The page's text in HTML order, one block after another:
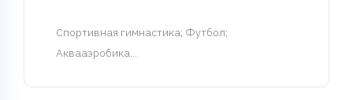
Спортивная гимнастика; Футбол;
Аквааэробика...